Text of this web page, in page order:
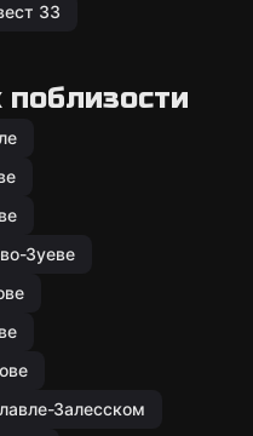
33
Зуеве
Залесском